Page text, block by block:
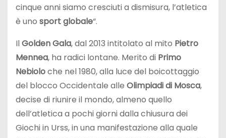
cinque anni siamo cresciuti a dismisura, l’atletica
è uno sport globale“.
IlGolden Gala, dal 2013 intitolato al mito Pietro
Mennea, ha radici lontane. Merito di Primo
Nebioloche nel 1980, alla luce del boicottaggio
del blocco Occidentale alle Olimpiadi di Mosca,
decise di riunire il mondo, almeno quello
dell’atletica a pochi giorni dalla chiusura dei
Giochi in Urss, in una manifestazione alla quale